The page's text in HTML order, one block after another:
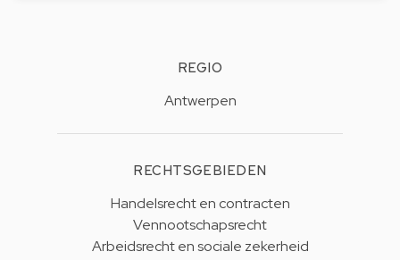
REGIO
Antwerpen
RECHTSGEBIEDEN
Handelsrecht en contracten
Vennootschapsrecht
Arbeidsrecht en sociale zekerheid